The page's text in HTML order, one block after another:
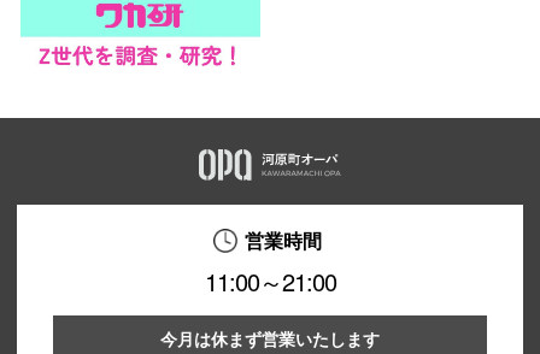
営業時間
11:00～21:00
今月は休まず営業いたします